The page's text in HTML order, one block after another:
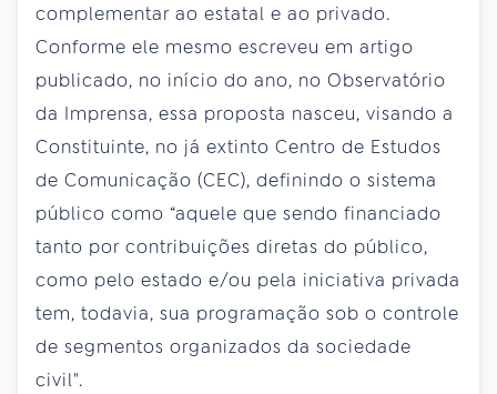
complementar ao estatal e ao privado.
Conforme ele mesmo escreveu em artigo
publicado, no início do ano, no Observatório
da Imprensa, essa proposta nasceu, visando a
Constituinte, no já extinto Centro de Estudos
de Comunicação (CEC), definindo o sistema
público como “aquele que sendo financiado
tanto por contribuições diretas do público,
como pelo estado e/ou pela iniciativa privada
tem, todavia, sua programação sob o controle
de segmentos organizados da sociedade
civil".